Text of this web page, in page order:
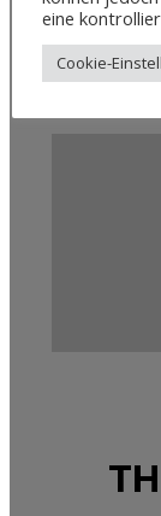
eine
Cookie-